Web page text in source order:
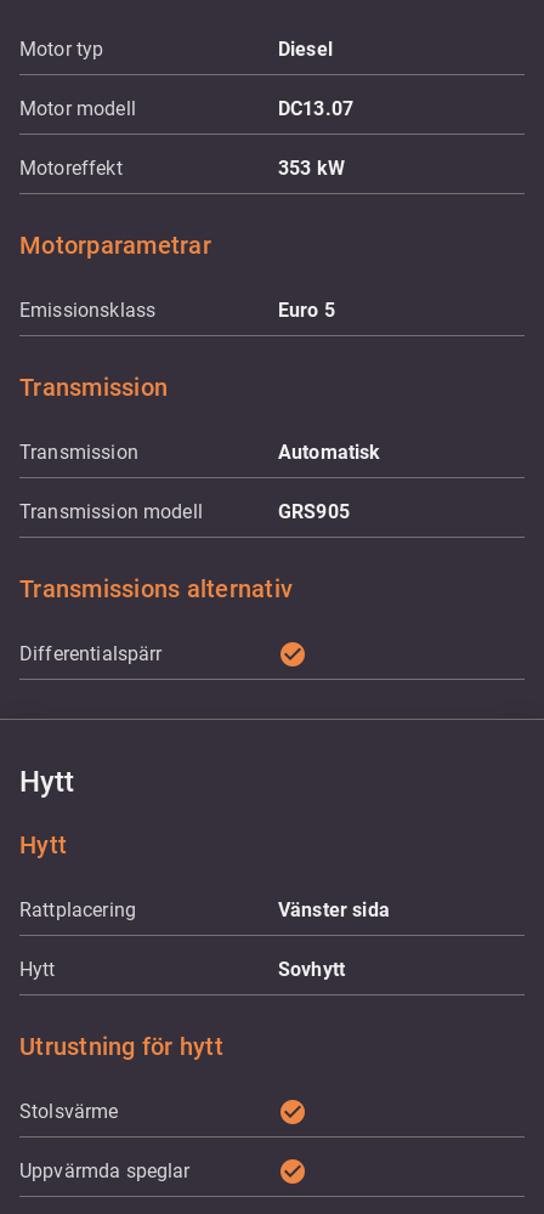
Motor typ Diesel
Motor modell DC13.07
Motoreffekt 353 kW
Motorparametrar
Emissionsklass Euro 5
Transmission
Transmission Automatisk
Transmission modell GRS905
Transmissions alternativ
Differentialspärr check_circle
Hytt
Hytt
Rattplacering Vänster sida
Hytt Sovhytt
Utrustning för hytt
Stolsvärme check_circle
Uppvärmda speglar check_circle